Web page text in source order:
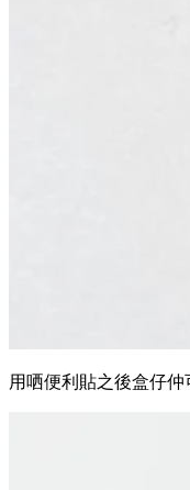
用哂便利貼之後盒仔仲